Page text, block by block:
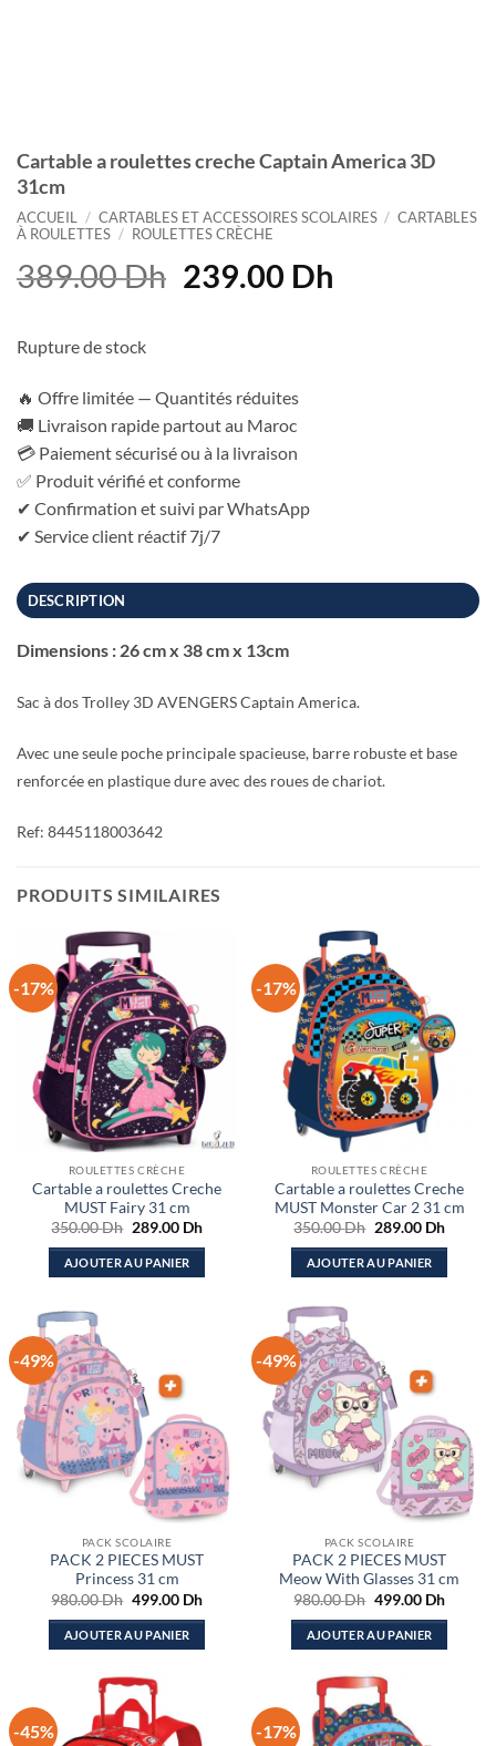
Cartable a roulettes creche Captain America 3D
31cm
ACCUEIL / CARTABLES ET ACCESSOIRES SCOLAIRES / CARTABLES
À ROULETTES / ROULETTES CRÈCHE
389.00Dh Le
389.00 Dh.
239.00 DhLe
Rupture de stock
🔥 Offre limitée — Quantités réduites
🚚 Livraison rapide partout au Maroc
💳 Paiement sécurisé ou à la livraison
✅ Produit vérifié et conforme
✔ Confirmation et suivi par WhatsApp
✔ Service client réactif 7j/7
DESCRIPTION
Dimensions : 26 cm x 38 cm x 13cm
Sac à dos Trolley 3D AVENGERS Captain America.
Avec une seule poche principale spacieuse, barre robuste et base
renforcée en plastique dure avec des roues de chariot.
Ref: 8445118003642
PRODUITS SIMILAIRES
-17%
ROULETTES CRÈCHE
Cartable a roulettes Creche
MUST Fairy 31 cm
350.00Dh Le
initial
était :
289.00 DhLe
actuel
AJOUTER AU PANIER
-17%
ROULETTES CRÈCHE
Cartable a roulettes Creche
MUST Monster Car 2 31 cm
350.00Dh Le
initial
était :
289.00 DhLe
actuel
AJOUTER AU PANIER
-49%
PACK SCOLAIRE
PACK 2 PIECES MUST
Princess 31 cm
980.00Dh Le
initial
était :
499.00 DhLe
actuel
AJOUTER AU PANIER
-49%
PACK SCOLAIRE
PACK 2 PIECES MUST
Meow With Glasses 31 cm
980.00Dh Le
initial
était :
499.00 DhLe
actuel
AJOUTER AU PANIER
-45% -17%